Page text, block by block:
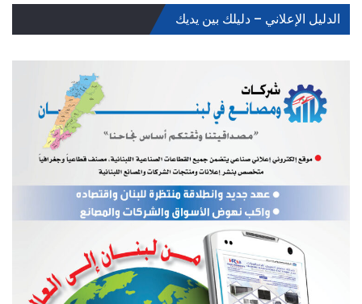
الدليل الإعلاني – دليلك بين يديك